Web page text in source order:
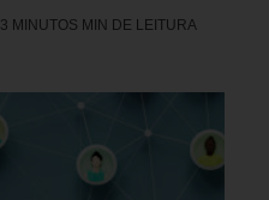
3 MINUTOS MIN DE LEITURA